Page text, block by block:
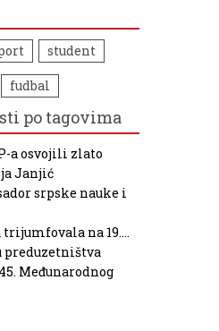
student
fudbal
po tagovima
a osvojili zlato
Janjić
srpske nauke i
trijumfovala na 19.…
preduzetništva
Međunarodnog